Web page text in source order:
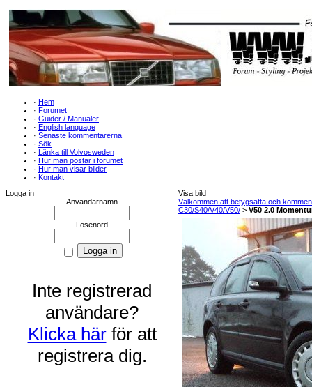
· Hem
· Forumet
· Guider / Manualer
· English language
· Senaste kommentarerna
· Sök
· Länka till Volvosweden
· Hur man postar i forumet
· Hur man visar bilder
· Kontakt
Logga in
Användarnamn
Lösenord
Inte registrerad
användare?
Klicka härför att
registrera dig.
Visa bild
Välkommen att betygsätta och
C30/S40/V40/V50/ > V50 2.0